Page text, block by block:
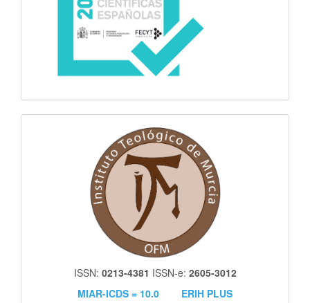
ISSN: 0213-4381 ISSN-e: 2605-3012
MIAR-ICDS = 10.0
ERIH PLUS